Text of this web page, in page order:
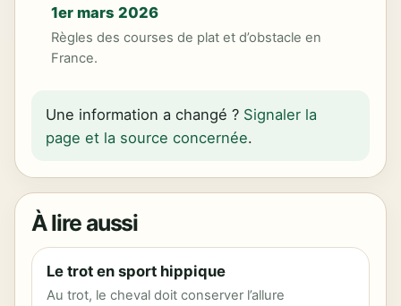
1er mars 2026
Règles des courses de plat et d’obstacle en
France.
Une information a changé ? Signaler la
page et la source concernée.
À lire aussi
Le trot en sport hippique
Au trot, le cheval doit conserver l’allure